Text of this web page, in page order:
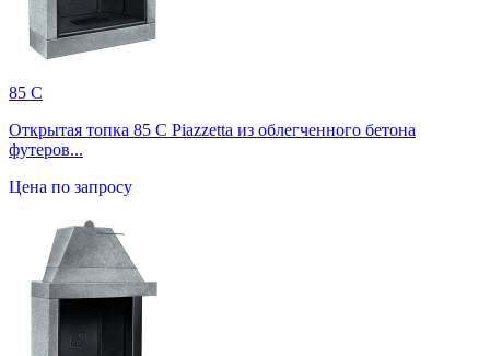
85 C
Открытая топка 85 C Piazzetta из облегченного бетона
футеров...
Цена по запросу